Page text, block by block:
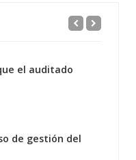
el auditado
de gestión del